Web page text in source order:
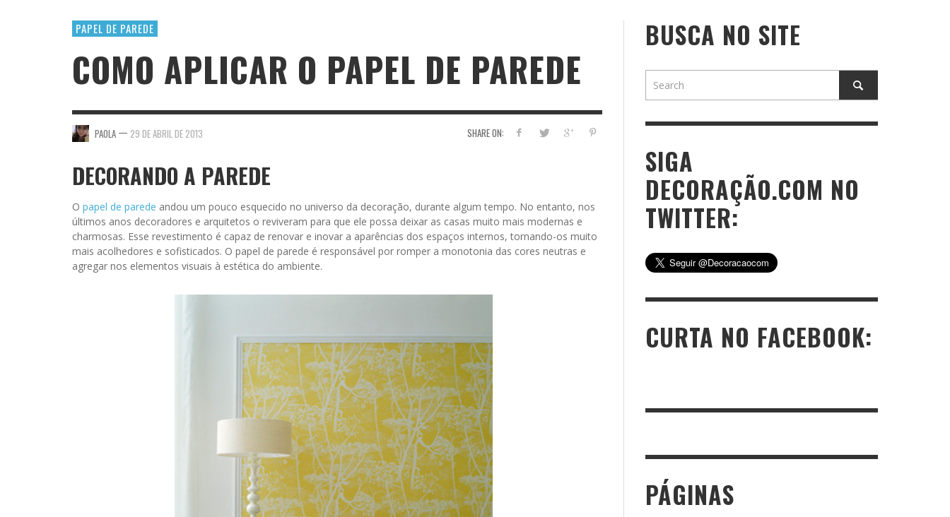
PAPEL DE PAREDE
COMO APLICAR O PAPEL DE PAREDE
SHARE ON:
PAOLA — 29 DE ABRIL DE 2013
DECORANDO A PAREDE
O papel de parede andou um pouco esquecido no universo da decoração, durante algum tempo. No entanto, nos
últimos anos decoradores e arquitetos o reviveram para que ele possa deixar as casas muito mais modernas e
charmosas. Esse revestimento é capaz de renovar e inovar a aparências dos espaços internos, tornando-os muito
mais acolhedores e sofisticados. O papel de parede é responsável por romper a monotonia das cores neutras e
agregar nos elementos visuais à estética do ambiente.
BUSCA NO SITE
SIGA
DECORAÇÃO.COM NO
TWITTER:
CURTA NO FACEBOOK:
PÁGINAS